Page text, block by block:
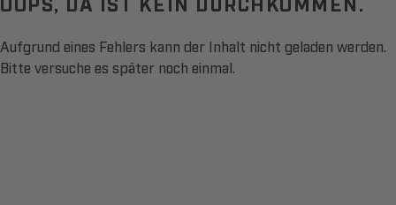
Aufgrund eines Fehlers kann der Inhalt nicht geladen werden.
Bitte versuche es später noch einmal.